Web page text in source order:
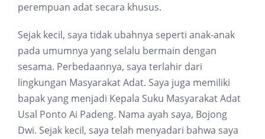
perempuan adat secara khusus.
Sejak kecil, saya tidak ubahnya seperti anak-anak
pada umumnya yang selalu bermain dengan
sesama. Perbedaannya, saya terlahir dari
lingkungan Masyarakat Adat. Saya juga memiliki
bapak yang menjadi Kepala Suku Masyarakat Adat
Usal Ponto Ai Padeng. Nama ayah saya, Bojong
Dwi. Sejak kecil, saya telah menyadari bahwa saya